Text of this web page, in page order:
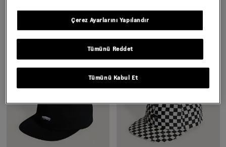
BILL JOCKEY ŞAPKA
2.199,00 TL
JOCKEY ŞAPKA
2.199,00 TL
Tümünü Reddet
Tümünü Kabul Et
Çerez Ayarlarını Yapılandır